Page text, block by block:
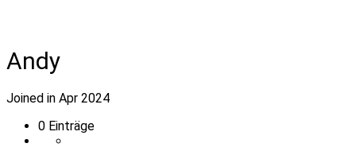
Andy
Joined in Apr 2024
0 Einträge